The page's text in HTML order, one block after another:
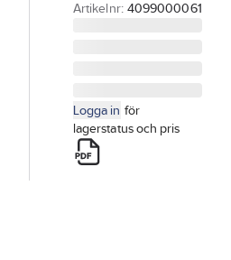
Artikelnr: 4099000061
Logga in för
lagerstatus och pris